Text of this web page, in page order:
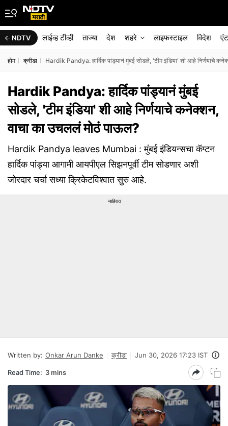
NDTV लाईव्ह टीव्ही ताज्या देश शहरे लाइफस्टाइल विदेश
होम क्रीडा Hardik Pandya: हार्दिक पांड्यानं मुंबई सोडले, 'टीम इंडिया' शी आहे निर्णयाचे
Hardik Pandya: हार्दिक पांड्यानं मुंबई
सोडले, 'टीम इंडिया' शी आहे निर्णयाचे कनेक्शन,
वाचा का उचललं मोठं पाऊल?
Hardik Pandya leaves Mumbai : मुंबई इंडियन्सचा कॅप्टन
हार्दिक पांड्या आगामी आयपीएल सिझनपूर्वी टीम सोडणार अशी
जोरदार चर्चा सध्या क्रिकेटविश्वात सुरु आहे.
जाहिरात
Written by: Onkar Arun Danke क्रीडा Jun 30, 2026 17:23 IST
Read Time: 3 mins